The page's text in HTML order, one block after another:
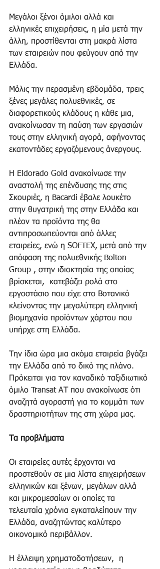
Μεγάλοι ξένοι όμιλοι αλλά και
ελληνικές επιχειρήσεις, η μία μετά την
άλλη, προστίθενται στη μακρά λίστα
των εταιρειών που φεύγουν από την
Ελλάδα.
Μόλις την περασμένη εβδομάδα, τρεις
ξένες μεγάλες πολυεθνικές, σε
διαφορετικούς κλάδους η κάθε μια,
ανακοίνωσαν τη παύση των εργασιών
τους στην ελληνική αγορά, αφήνοντας
εκατοντάδες εργαζόμενους άνεργους.
Η Eldorado Gold ανακοίνωσε την
αναστολή της επένδυσης της στις
Σκουριές, η Bacardi έβαλε λουκέτο
στην θυγατρική της στην Ελλάδα και
πλέον τα προϊόντα της θα
αντιπροσωπεύονται από άλλες
εταιρείες, ενώ η SOFTEX, μετά από την
απόφαση της πολυεθνικής Bolton
Group , στην ιδιοκτησία της οποίας
βρίσκεται,  κατεβάζει ρολά στο
εργοστάσιο που είχε στο Βοτανικό
κλείνοντας την μεγαλύτερη ελληνική
βιομηχανία προϊόντων χάρτου που
υπήρχε στη Ελλάδα.
Την ίδια ώρα μια ακόμα εταιρεία βγάζει
την Ελλάδα από το δικό της πλάνο.
Πρόκειται για τον καναδικό ταξιδιωτικό
όμιλο Transat ΑΤ που ανακοίνωσε ότι
αναζητά αγοραστή για το κομμάτι των
δραστηριοτήτων της στη χώρα μας.
Τα προβλήματα
Οι εταιρείες αυτές έρχονται να
προστεθούν σε μια λίστα επιχειρήσεων
ελληνικών και ξένων, μεγάλων αλλά
και μικρομεσαίων οι οποίες τα
τελευταία χρόνια εγκαταλείπουν την
Ελλάδα, αναζητώντας καλύτερο
οικονομικό περιβάλλον.
Η έλλειψη χρηματοδοτήσεων,  η